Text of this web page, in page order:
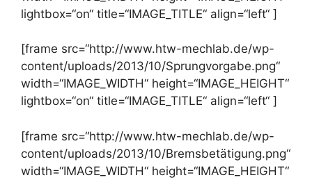
lightbox=“on“ title=“IMAGE_TITLE“ align=“left“ ]
[frame src=“http://www.htw-mechlab.de/wp-
content/uploads/2013/10/Sprungvorgabe.png“
width=“IMAGE_WIDTH“ height=“IMAGE_HEIGHT“
lightbox=“on“ title=“IMAGE_TITLE“ align=“left“ ]
[frame src=“http://www.htw-mechlab.de/wp-
content/uploads/2013/10/Bremsbetätigung.png“
width=“IMAGE_WIDTH“ height=“IMAGE_HEIGHT“